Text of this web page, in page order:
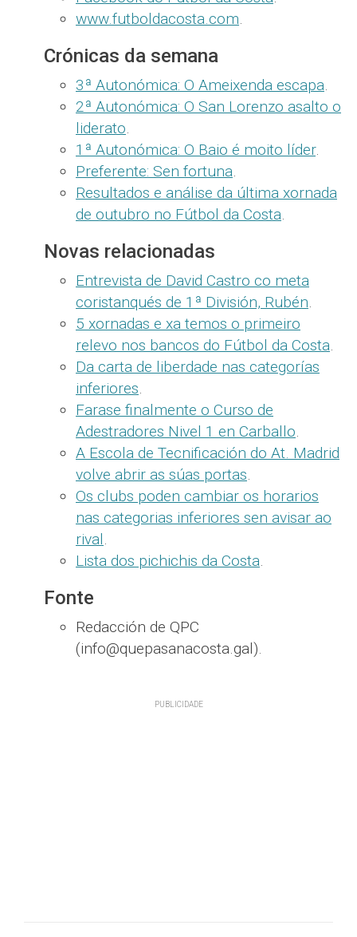
www.futboldacosta.com.
Crónicas da semana
3ª Autonómica: O Ameixenda escapa.
2ª Autonómica: O San Lorenzo asalto o
liderato.
1ª Autonómica: O Baio é moito líder.
Preferente: Sen fortuna.
Resultados e análise da última xornada
de outubro no Fútbol da Costa.
Novas relacionadas
Entrevista de David Castro co meta
coristanqués de 1ª División, Rubén.
5 xornadas e xa temos o primeiro
relevo nos bancos do Fútbol da Costa.
Da carta de liberdade nas categorías
inferiores.
Farase finalmente o Curso de
Adestradores Nivel 1 en Carballo.
A Escola de Tecnificación do At. Madrid
volve abrir as súas portas.
Os clubs poden cambiar os horarios
nas categorias inferiores sen avisar ao
rival.
Lista dos pichichis da Costa.
Fonte
Redacción de QPC
(info@quepasanacosta.gal).